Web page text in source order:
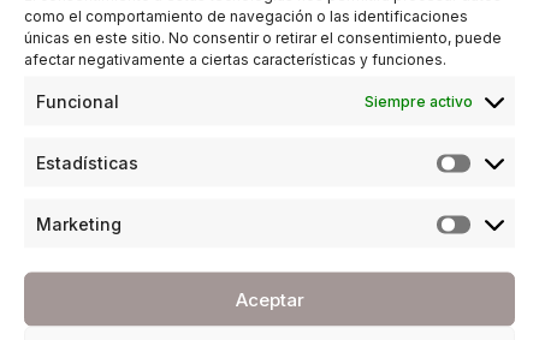
como el comportamiento de navegación o las identificaciones
únicas en este sitio. No consentir o retirar el consentimiento, puede
afectar negativamente a ciertas características y funciones.
Funcional Siempre activo
Estadísticas
Marketing
Aceptar
POR ANA PORRAS GUERRERO